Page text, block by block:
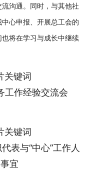
沟通。同时，与其他社
心申报、开展总工会的
将在学习与成长中继续
工作经验交流会
表与“中心”工作人
宜